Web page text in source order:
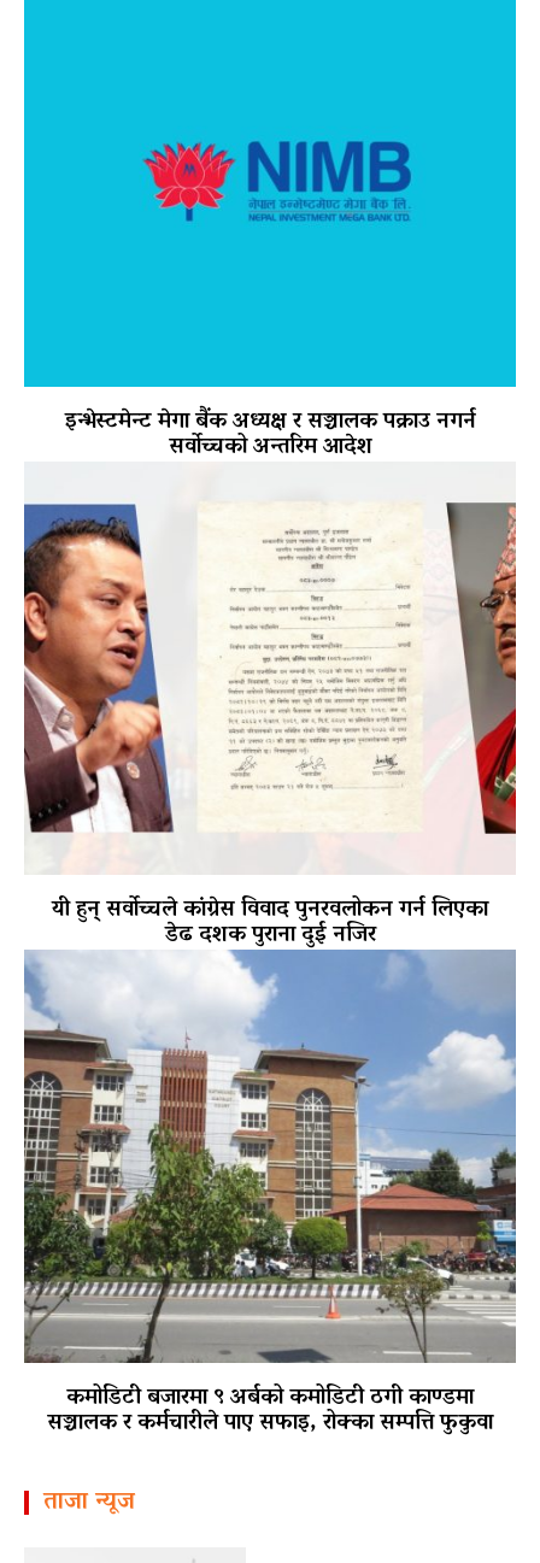
इन्भेस्टमेन्ट मेगा बैंक अध्यक्ष र सञ्चालक पक्राउ नगर्न
सर्वोच्चको अन्तरिम आदेश
यी हुन् सर्वोच्चले कांग्रेस विवाद पुनरवलोकन गर्न लिएका
डेढ दशक पुराना दुई नजिर
कमोडिटी बजारमा ९ अर्बको कमोडिटी ठगी काण्डमा
सञ्चालक र कर्मचारीले पाए सफाइ, रोक्का सम्पत्ति फुकुवा
ताजा न्यूज